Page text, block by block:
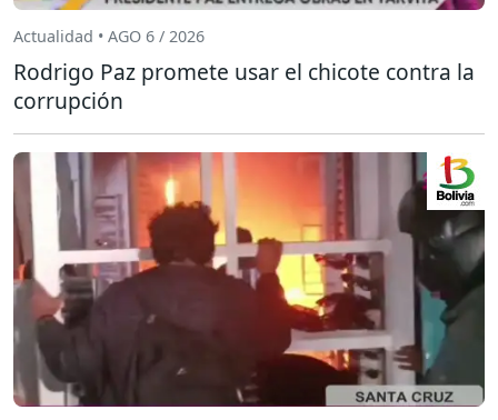
Actualidad • AGO 6 / 2026
Rodrigo Paz promete usar el chicote contra la
corrupción